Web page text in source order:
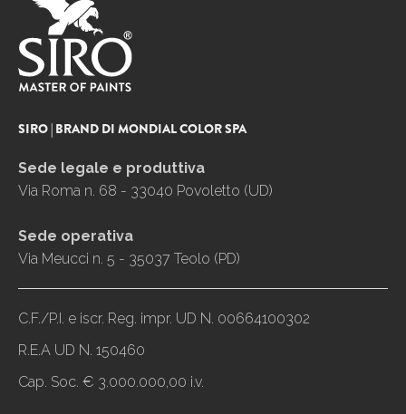
SIRO | BRAND DI MONDIAL COLOR SPA
Sede legale e produttiva
Via Roma n. 68 - 33040 Povoletto (UD)
Sede operativa
Via Meucci n. 5 - 35037 Teolo (PD)
C.F./P.I. e iscr. Reg. impr. UD N. 00664100302
R.E.A UD N. 150460
Cap. Soc. € 3.000.000,00 i.v.